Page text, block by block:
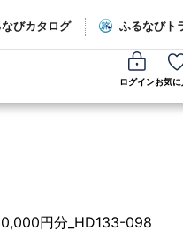
びカタログ ふるなびト
ログインお気に
円分_HD133-098